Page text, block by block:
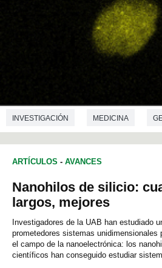
INVESTIGACIÓN MEDICINA
ARTÍCULOS - AVANCES
Nanohilos de silicio:
largos, mejores
Investigadores de la UAB han estudiado
prometedores sistemas unidimensionales
el campo de la nanoelectrónica: los
científicos han conseguido estudiar